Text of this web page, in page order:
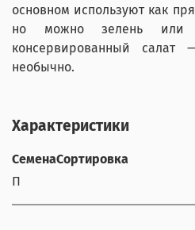
основном используют как
но можно зелень или
консервированный салат
необычно.
Характеристики
СеменаСортировка
П